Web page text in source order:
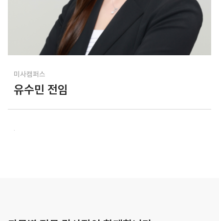
미사캠퍼스
유수민 전임